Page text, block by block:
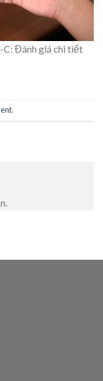
C: Đánh giá chi tiết
.